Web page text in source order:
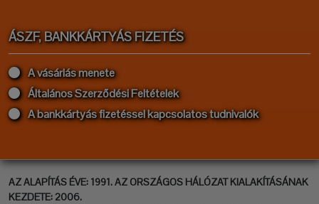
ÁSZF, BANKKÁRTYÁS FIZETÉS
A vásárlás menete
Általános Szerződési Feltételek
A bankkártyás fizetéssel kapcsolatos tudnivalók
AZ ALAPÍTÁS ÉVE: 1991. AZ ORSZÁGOS HÁLÓZAT KIALAKÍTÁSÁNAK
KEZDETE: 2006.